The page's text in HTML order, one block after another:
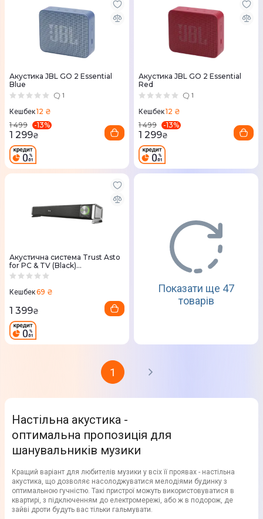
Акустика JBL GO 2 Essential
Blue
1
Кешбек12 ₴
1 499
-13%
1 299₴
Акустика JBL GO 2 Essential
Red
1
Кешбек12 ₴
1 499
-13%
1 299₴
Акустична система Trust Asto
for PC & TV (Black)
21046_TRUST
Кешбек69 ₴
1 399₴
Показати ще 47
товарів
1
Настільна акустика -
оптимальна пропозиція для
шанувальників музики
Кращий варіант для любителів музики у всіх її проявах - настільна
акустика, що дозволяє насолоджуватися мелодіями будинку з
оптимальною гучністю. Такі пристрої можуть використовуватися в
квартирі, з підключенням до електромережі, або ж в подорож, де
зайві дроти будуть вас тільки гальмувати.